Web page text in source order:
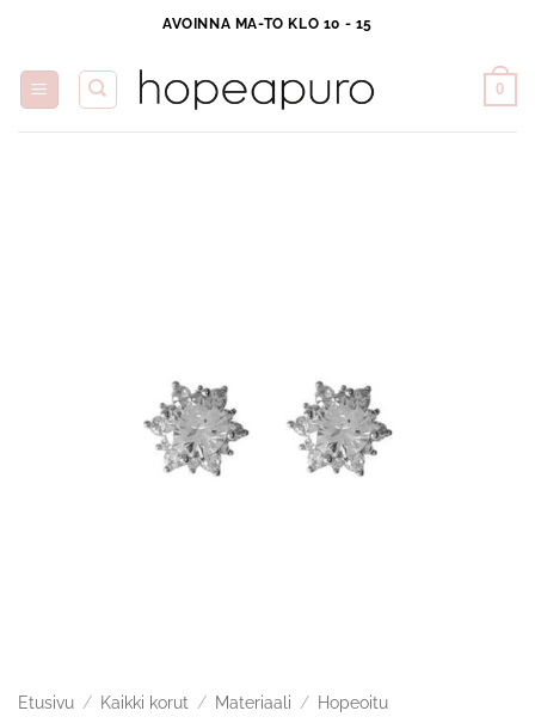
content
AVOINNA MA-TO KLO 10 - 15
0
Etusivu / Kaikki korut / Materiaali / Hopeoitu